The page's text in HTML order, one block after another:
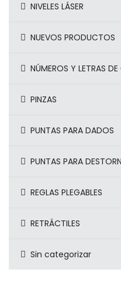
NIVELES LÁSER
NUEVOS PRODUCTOS
NÚMEROS Y LETRAS DE
PINZAS
PUNTAS PARA DADOS
PUNTAS PARA
REGLAS PLEGABLES
RETRÁCTILES
Sin categorizar